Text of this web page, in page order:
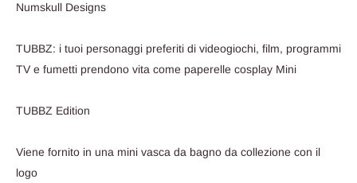
Numskull Designs
TUBBZ: i tuoi personaggi preferiti di videogiochi, film, programmi
TV e fumetti prendono vita come paperelle cosplay Mini
TUBBZ Edition
Viene fornito in una mini vasca da bagno da collezione con il
logo